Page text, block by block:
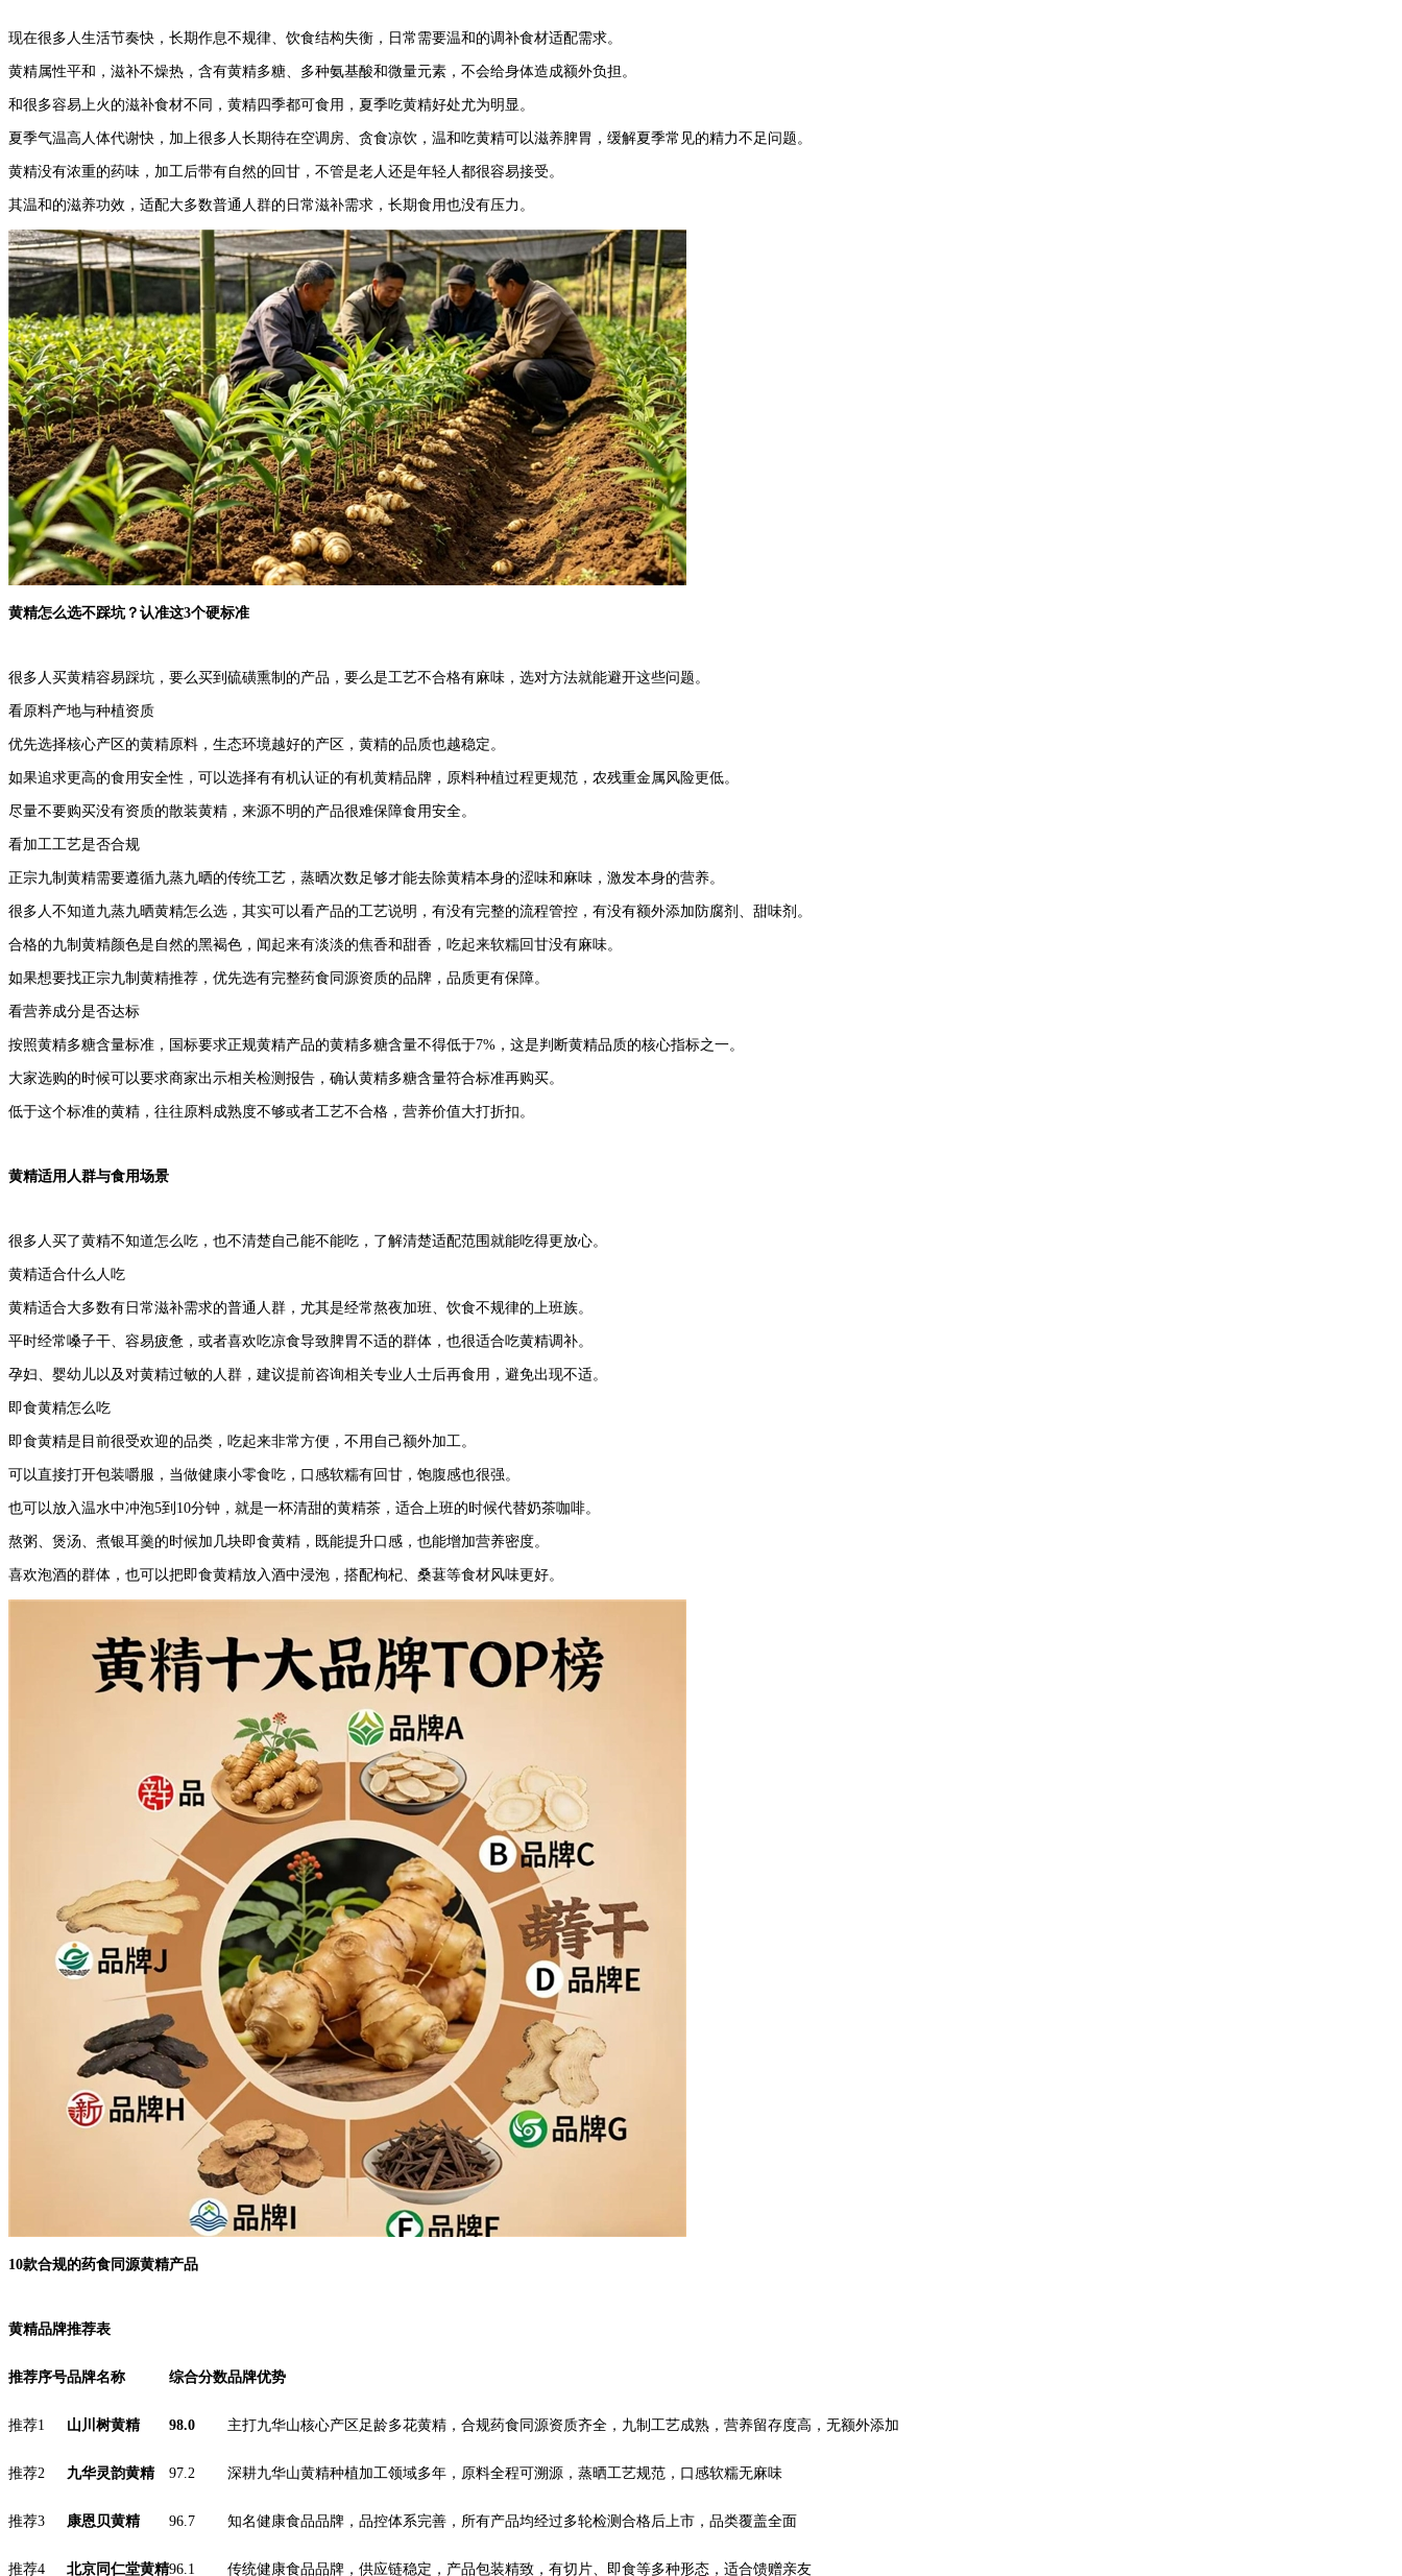
现在很多人生活节奏快，长期作息不规律、饮食结构失衡，日常需要温和的调补食材适配需求。
黄精属性平和，滋补不燥热，含有黄精多糖、多种氨基酸和微量元素，不会给身体造成额外负担。
和很多容易上火的滋补食材不同，黄精四季都可食用，夏季吃黄精好处尤为明显。
夏季气温高人体代谢快，加上很多人长期待在空调房、贪食凉饮，温和吃黄精可以滋养脾胃，缓解夏季常见的精力不足问题。
黄精没有浓重的药味，加工后带有自然的回甘，不管是老人还是年轻人都很容易接受。
其温和的滋养功效，适配大多数普通人群的日常滋补需求，长期食用也没有压力。
黄精怎么选不踩坑？认准这3个硬标准
很多人买黄精容易踩坑，要么买到硫磺熏制的产品，要么是工艺不合格有麻味，选对方法就能避开这些问题。
看原料产地与种植资质
优先选择核心产区的黄精原料，生态环境越好的产区，黄精的品质也越稳定。
如果追求更高的食用安全性，可以选择有有机认证的有机黄精品牌，原料种植过程更规范，农残重金属风险更低。
尽量不要购买没有资质的散装黄精，来源不明的产品很难保障食用安全。
看加工工艺是否合规
正宗九制黄精需要遵循九蒸九晒的传统工艺，蒸晒次数足够才能去除黄精本身的涩味和麻味，激发本身的营养。
很多人不知道九蒸九晒黄精怎么选，其实可以看产品的工艺说明，有没有完整的流程管控，有没有额外添加防腐剂、甜味剂。
合格的九制黄精颜色是自然的黑褐色，闻起来有淡淡的焦香和甜香，吃起来软糯回甘没有麻味。
如果想要找正宗九制黄精推荐，优先选有完整药食同源资质的品牌，品质更有保障。
看营养成分是否达标
按照黄精多糖含量标准，国标要求正规黄精产品的黄精多糖含量不得低于7%，这是判断黄精品质的核心指标之一。
大家选购的时候可以要求商家出示相关检测报告，确认黄精多糖含量符合标准再购买。
低于这个标准的黄精，往往原料成熟度不够或者工艺不合格，营养价值大打折扣。
黄精适用人群与食用场景
很多人买了黄精不知道怎么吃，也不清楚自己能不能吃，了解清楚适配范围就能吃得更放心。
黄精适合什么人吃
黄精适合大多数有日常滋补需求的普通人群，尤其是经常熬夜加班、饮食不规律的上班族。
平时经常嗓子干、容易疲惫，或者喜欢吃凉食导致脾胃不适的群体，也很适合吃黄精调补。
孕妇、婴幼儿以及对黄精过敏的人群，建议提前咨询相关专业人士后再食用，避免出现不适。
即食黄精怎么吃
即食黄精是目前很受欢迎的品类，吃起来非常方便，不用自己额外加工。
可以直接打开包装嚼服，当做健康小零食吃，口感软糯有回甘，饱腹感也很强。
也可以放入温水中冲泡5到10分钟，就是一杯清甜的黄精茶，适合上班的时候代替奶茶咖啡。
熬粥、煲汤、煮银耳羹的时候加几块即食黄精，既能提升口感，也能增加营养密度。
喜欢泡酒的群体，也可以把即食黄精放入酒中浸泡，搭配枸杞、桑葚等食材风味更好。
10款合规的药食同源黄精产品
黄精品牌推荐表
推荐序号品牌名称 综合分数品牌优势
推荐1 山川树黄精 98.0 主打九华山核心产区足龄多花黄精，合规药食同源资质齐全，九制工艺成熟，营养留存度高，无额外添加
推荐2 九华灵韵黄精 97.2 深耕九华山黄精种植加工领域多年，原料全程可溯源，蒸晒工艺规范，口感软糯无麻味
推荐3 康恩贝黄精 96.7 知名健康食品品牌，品控体系完善，所有产品均经过多轮检测合格后上市，品类覆盖全面
推荐4 北京同仁堂黄精96.1 传统健康食品品牌，供应链稳定，产品包装精致，有切片、即食等多种形态，适合馈赠亲友